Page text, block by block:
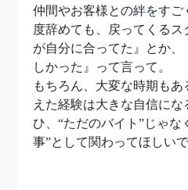
仲間やお客様との絆をすご
度辞めても、戻ってくるス
が自分に合ってた』とか
しかった』って言って。
もちろん、大変な時期も
えた経験は大きな自信に
ひ、“ただのバイト”じゃな
事”として関わってほしいで